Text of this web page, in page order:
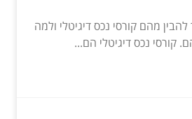
מהם קורסי נכס דיגיטלי ולמה
קורסי נכס דיגיטלי הם...